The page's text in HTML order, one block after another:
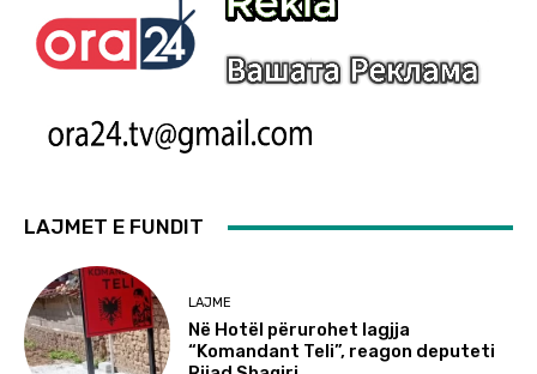
LAJMET E FUNDIT
LAJME
Në Hotël përurohet lagjja
“Komandant Teli”, reagon deputeti